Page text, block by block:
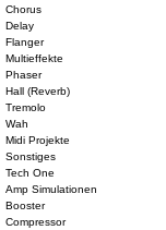
Chorus
Delay
Flanger
Multieffekte
Phaser
Hall (Reverb)
Tremolo
Wah
Midi Projekte
Sonstiges
Tech One
Amp Simulationen
Booster
Compressor